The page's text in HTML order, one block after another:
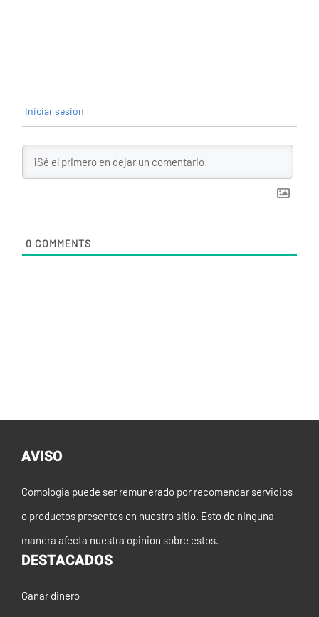
Iniciar sesión
0 COMMENTS
AVISO
Comologia puede ser remunerado por recomendar servicios
o productos presentes en nuestro sitio. Esto de ninguna
manera afecta nuestra opinion sobre estos.
DESTACADOS
Ganar dinero